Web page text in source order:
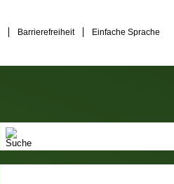
Barrierefreiheit Einfache Sprache